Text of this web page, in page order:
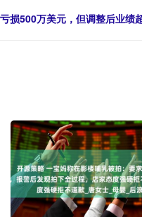
损500万美元，但调整后业绩